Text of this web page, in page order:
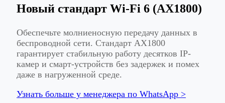
Новый стандарт Wi-Fi 6 (AX1800)
Обеспечьте молниеносную передачу данных в
беспроводной сети. Стандарт AX1800
гарантирует стабильную работу десятков IP-
камер и смарт-устройств без задержек и помех
даже в нагруженной среде.
Узнать больше у менеджера по WhatsApp >